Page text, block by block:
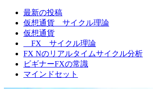
FXNの相場観
最新の投稿
仮想通貨 サイクル理論
仮想通貨
FX サイクル理論
FX Nのリアルタイムサイクル分析
ビギナーFXの常識
マインドセット